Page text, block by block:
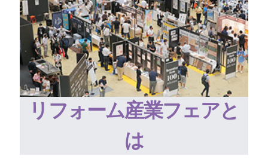
リフォーム産業フェアと
は